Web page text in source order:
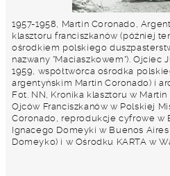
1957-1958, Martin Coronado,
klasztoru franciszkanów (później
ośrodkiem polskiego
nazwany "Maciaszkowem"). Ojciec
1959, współtwórca ośrodka
argentyńskim Martin Coronado) i
Fot. NN, Kronika klasztoru w
Ojców Franciszkanów w Polskiej
Coronado, reprodukcje cyfrowe w
Ignacego Domeyki w Buenos
Domeyko) i w Ośrodku KARTA w